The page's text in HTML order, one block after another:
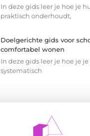
In deze gids leer je hoe je
praktisch onderhoudt,
Doelgerichte gids voor
comfortabel wonen
In deze gids leer je hoe je
systematisch